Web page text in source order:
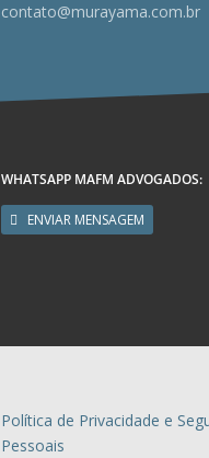
contato@murayama.com.br
WHATSAPP MAFM ADVOGADOS:
ENVIAR MENSAGEM
Política de Privacidade e
Pessoais